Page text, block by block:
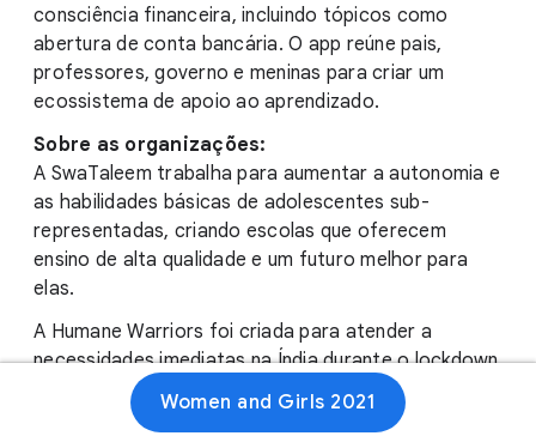
consciência financeira, incluindo tópicos como
abertura de conta bancária. O app reúne pais,
professores, governo e meninas para criar um
ecossistema de apoio ao aprendizado.
Sobre as organizações:
A SwaTaleem trabalha para aumentar a autonomia e
as habilidades básicas de adolescentes sub-
representadas, criando escolas que oferecem
ensino de alta qualidade e um futuro melhor para
elas.
A Humane Warriors foi criada para atender a
necessidades imediatas na Índia durante o lockdown
da COVID-19. A instituição oferece ações eficazes
para a humanidade lutar pela equidade social e
Women and Girls 2021